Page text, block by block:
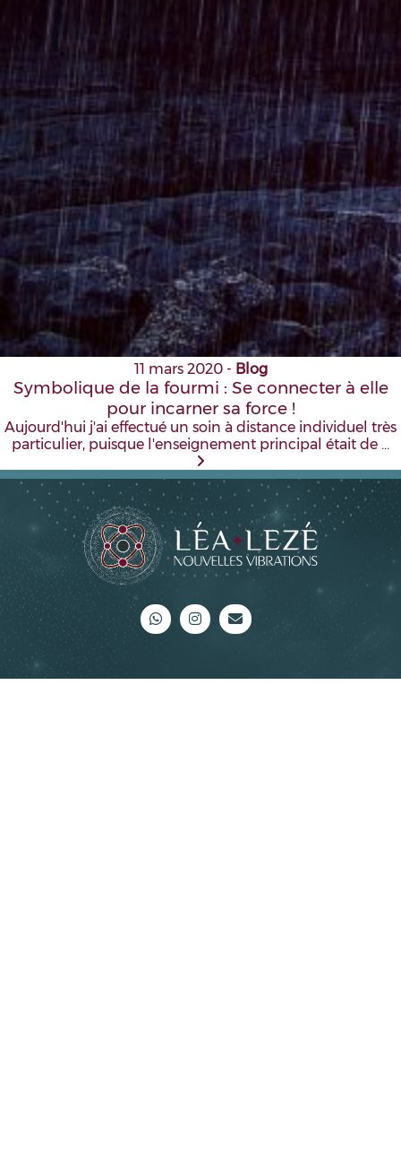
11 mars 2020- Blog
Symbolique de la fourmi : Se connecter à elle
pour incarner sa force !
Aujourd'hui j'ai effectué un soin à distance individuel très
particulier, puisque l'enseignement principal était de …